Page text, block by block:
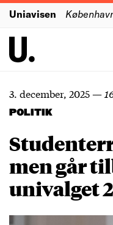
Uniavisen
3. december, 2025—
POLITIK
men går
univalget